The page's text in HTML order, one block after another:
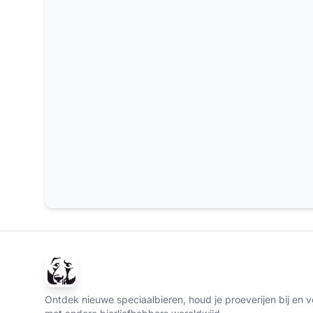
Ontdek nieuwe speciaalbieren, houd je proeverijen bij en